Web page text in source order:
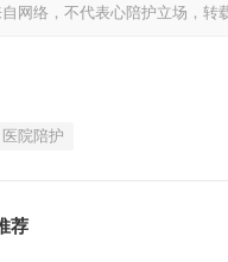
网络，不代表心陪护立场，转
医院陪护
荐